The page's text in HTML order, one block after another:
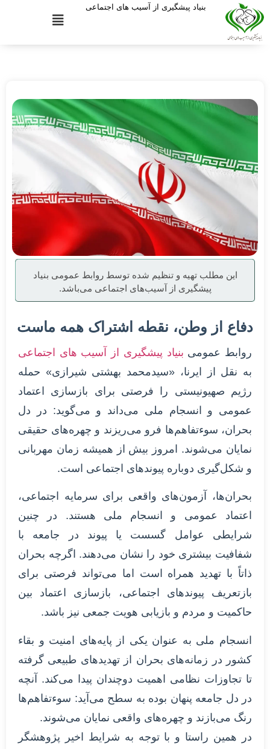
بنیاد پیشگیری از آسیب های اجتماعی
این مطلب تهیه و تنظیم شده توسط روابط عمومی بنیاد
پیشگیری از آسیب‌های اجتماعی می‌باشد.
دفاع از وطن، نقطه اشتراک همه ماست
روابط عمومی بنیاد پیشگیری از آسیب های اجتماعی
به نقل از ایرنا، «سیدمحمد بهشتی شیرازی» حمله
رژیم صهیونیستی را فرصتی برای بازسازی اعتماد
عمومی و انسجام ملی می‌داند و می‌گوید: در دل
بحران، سوءتفاهم‌ها فرو می‌ریزند و چهره‌های حقیقی
نمایان می‌شوند. امروز بیش از همیشه زمان مهربانی
و شکل‌گیری دوباره پیوندهای اجتماعی است.
بحران‌ها، آزمون‌های واقعی برای سرمایه اجتماعی،
اعتماد عمومی و انسجام ملی هستند. در چنین
شرایطی عوامل گسست یا پیوند در جامعه با
شفافیت بیشتری خود را نشان می‌دهند. اگرچه بحران
ذاتاً با تهدید همراه است اما می‌تواند فرصتی برای
بازتعریف پیوندهای اجتماعی، بازسازی اعتماد بین
حاکمیت و مردم و بازیابی هویت جمعی نیز باشد.
انسجام ملی به عنوان یکی از پایه‌های امنیت و بقاء
کشور در زمانه‌های بحران از تهدیدهای طبیعی گرفته
تا تجاوزات نظامی اهمیت دوچندان پیدا می‌کند. آنچه
در دل جامعه پنهان بوده به سطح می‌آید: سوءتفاهم‌ها
رنگ می‌بازند و چهره‌های واقعی نمایان می‌شوند.
در همین راستا و با توجه به شرایط اخیر پژوهشگر